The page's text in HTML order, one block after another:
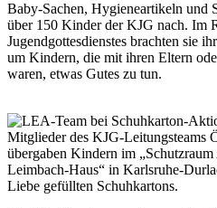
Baby-Sachen, Hygieneartikeln und
über 150 Kinder der KJG nach. Im
Jugendgottesdienstes brachten sie
um Kindern, die mit ihren Eltern
waren, etwas Gutes zu tun.
Mitglieder des KJG-Leitungsteams
übergaben Kindern im
Leimbach-Haus“ in Karlsruhe-
Liebe gefüllten Schuhkartons.